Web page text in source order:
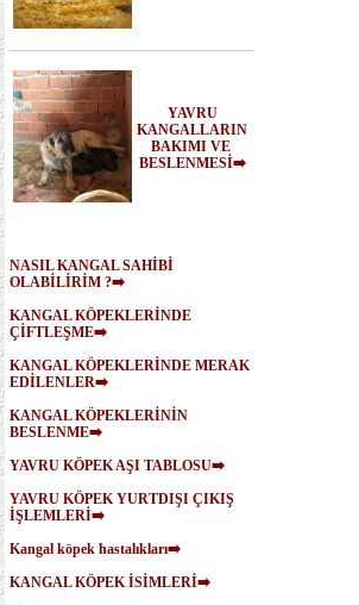
YAVRU
KANGALLARIN
BAKIMI VE
BESLENMESİ➡️
NASIL KANGAL SAHİBİ
OLABİLİRİM ?➡️
KANGAL KÖPEKLERİNDE
ÇİFTLEŞME➡️
KANGAL KÖPEKLERİNDE MERAK
EDİLENLER➡️
KANGAL KÖPEKLERİNİN
BESLENME➡️
YAVRU KÖPEK AŞI TABLOSU➡️
YAVRU KÖPEK YURTDIŞI ÇIKIŞ
İŞLEMLERİ➡️
Kangal köpek hastalıkları➡️
KANGAL KÖPEK İSİMLERİ➡️